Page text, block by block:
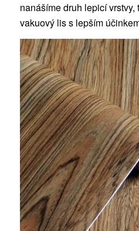
nanášíme druh lepicí
vakuový lis s lepším